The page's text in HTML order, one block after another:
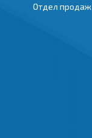
Отдел продаж